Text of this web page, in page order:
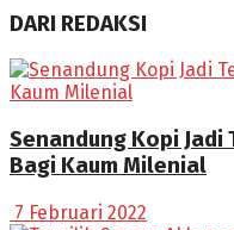
DARI REDAKSI
Senandung Kopi
Bagi Kaum Milenial
7 Februari 2022